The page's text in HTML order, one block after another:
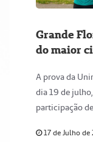
Grande
do maior
A prova da
dia 19 de
participação
17 de Julho de